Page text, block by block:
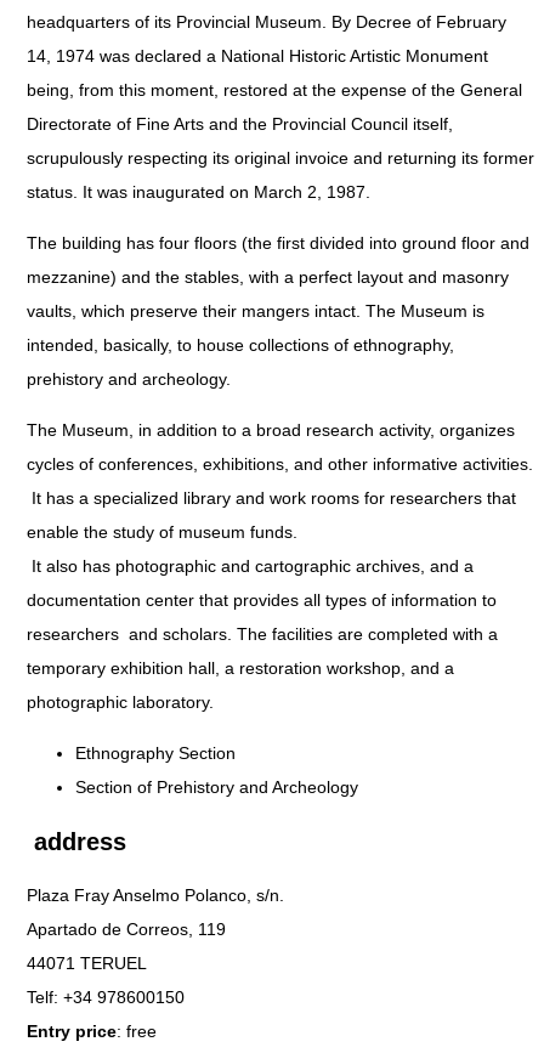
headquarters of its Provincial Museum. By Decree of February
14, 1974 was declared a National Historic Artistic Monument
being, from this moment, restored at the expense of the General
Directorate of Fine Arts and the Provincial Council itself,
scrupulously respecting its original invoice and returning its former
status. It was inaugurated on March 2, 1987.
The building has four floors (the first divided into ground floor and
mezzanine) and the stables, with a perfect layout and masonry
vaults, which preserve their mangers intact. The Museum is
intended, basically, to house collections of ethnography,
prehistory and archeology.
The Museum, in addition to a broad research activity, organizes
cycles of conferences, exhibitions, and other informative activities.
It has a specialized library and work rooms for researchers that
enable the study of museum funds.
It also has photographic and cartographic archives, and a
documentation center that provides all types of information to
researchers and scholars. The facilities are completed with a
temporary exhibition hall, a restoration workshop, and a
photographic laboratory.
Ethnography Section
Section of Prehistory and Archeology
address
Plaza Fray Anselmo Polanco, s/n.
Apartado de Correos, 119
44071 TERUEL
Telf: +34 978600150
Entry price: free